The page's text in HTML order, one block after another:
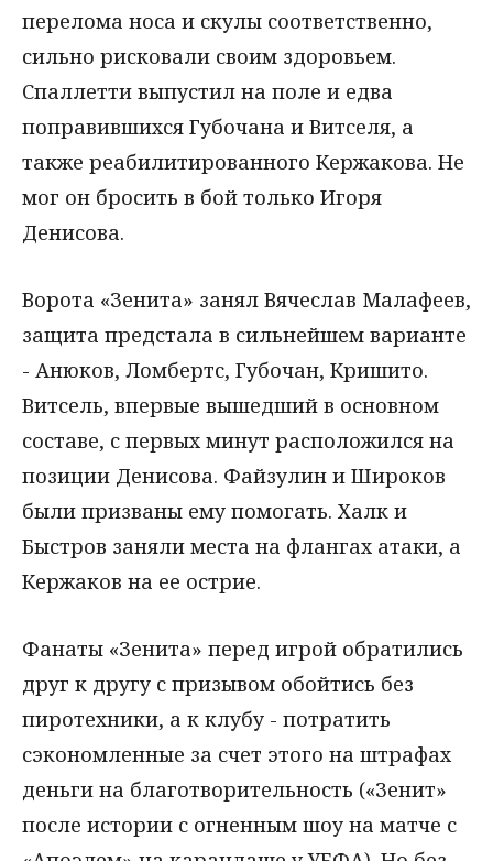
перелома носа и скулы соответственно,
сильно рисковали своим здоровьем.
Спаллетти выпустил на поле и едва
поправившихся Губочана и Витселя, а
также реабилитированного Кержакова. Не
мог он бросить в бой только Игоря
Денисова.
Ворота «Зенита» занял Вячеслав Малафеев,
защита предстала в сильнейшем варианте
- Анюков, Ломбертс, Губочан, Кришито.
Витсель, впервые вышедший в основном
составе, с первых минут расположился на
позиции Денисова. Файзулин и Широков
были призваны ему помогать. Халк и
Быстров заняли места на флангах атаки, а
Кержаков на ее острие.
Фанаты «Зенита» перед игрой обратились
друг к другу с призывом обойтись без
пиротехники, а к клубу - потратить
сэкономленные за счет этого на штрафах
деньги на благотворительность («Зенит»
после истории с огненным шоу на матче с